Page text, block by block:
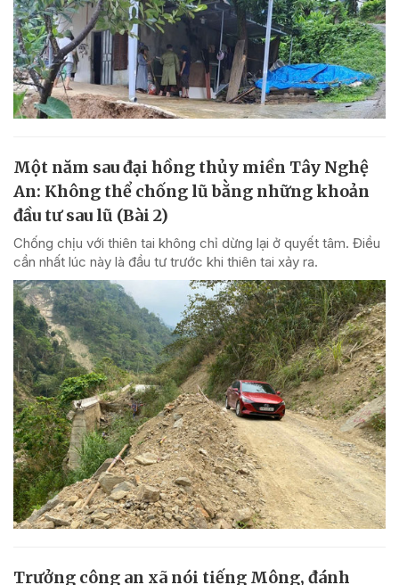
Một năm sau đại hồng thủy miền Tây Nghệ
An: Không thể chống lũ bằng những khoản
đầu tư sau lũ (Bài 2)
Chống chịu với thiên tai không chỉ dừng lại ở quyết tâm. Điều
cần nhất lúc này là đầu tư trước khi thiên tai xảy ra.
Trưởng công an xã nói tiếng Mông, đánh